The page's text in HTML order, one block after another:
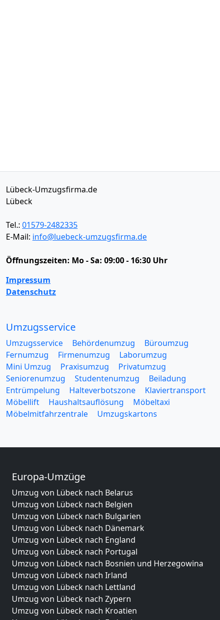
Lübeck-Umzugsfirma.de
Lübeck
Tel.: 01579-2482335
E-Mail: info@luebeck-umzugsfirma.de
Öffnungszeiten: Mo - Sa: 09:00 - 16:30 Uhr
Impressum
Datenschutz
Umzugsservice
Umzugsservice Behördenumzug
Büroumzug
Fernumzug
Firmenumzug
Laborumzug
Mini Umzug
Praxisumzug
Privatumzug
Seniorenumzug
Studentenumzug
Beiladung
Entrümpelung
Halteverbotszone
Klaviertransport
Möbellift
Haushaltsauflösung
Möbeltaxi
Möbelmitfahrzentrale
Umzugskartons
Europa-Umzüge
Umzug von Lübeck nach Belarus
Umzug von Lübeck nach Belgien
Umzug von Lübeck nach Bulgarien
Umzug von Lübeck nach Dänemark
Umzug von Lübeck nach England
Umzug von Lübeck nach Portugal
Umzug von Lübeck nach Bosnien und Herzegowina
Umzug von Lübeck nach Irland
Umzug von Lübeck nach Lettland
Umzug von Lübeck nach Zypern
Umzug von Lübeck nach Kroatien